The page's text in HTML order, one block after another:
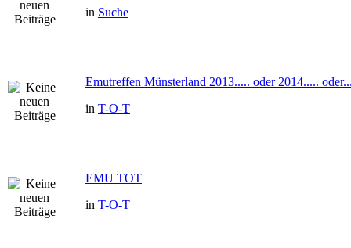
in Suche
Emutreffen Münsterland 2013..... oder 2014.....
in T-O-T
EMU TOT
in T-O-T